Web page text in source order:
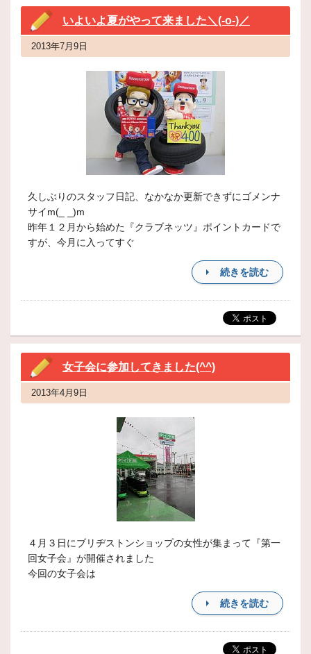
いよいよ夏がやって来ました＼(-o-)／
2013年7月9日
久しぶりのスタッフ日記、なかなか更新できずにゴメンナ
サイm(_ _)m
昨年１２月から始めた『クラブネッツ』ポイントカードで
すが、今月に入ってすぐ
続きを読む
女子会に参加してきました(^^)
2013年4月9日
４月３日にブリヂストンショップの女性が集まって『第一
回女子会』が開催されました
今回の女子会は
続きを読む